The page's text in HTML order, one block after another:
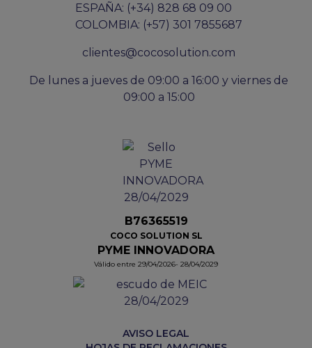
ESPAÑA: (+34) 828 68 09 00
COLOMBIA: (+57) 301 7855687
clientes@cocosolution.com
De lunes a jueves de 09:00 a 16:00 y viernes de
09:00 a 15:00
B76365519
COCO SOLUTION SL
PYME INNOVADORA
Válido entre 29/04/2026- 28/04/2029
AVISO LEGAL